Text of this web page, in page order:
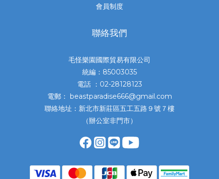
會員制度
聯絡我們
毛怪樂園國際貿易有限公司
統編：85003035
電話 ：02-28128123
電郵： beastparadise666@gmail.com
聯絡地址：新北市新莊區五工五路９號７樓
（辦公室非門市）